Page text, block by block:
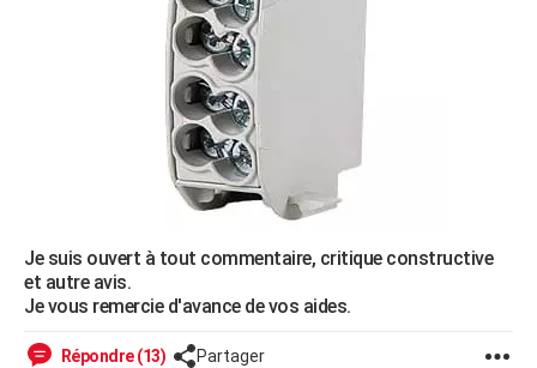
Je suis ouvert à tout commentaire, critique constructive
et autre avis.
Je vous remercie d'avance de vos aides.
Répondre (13) Partager